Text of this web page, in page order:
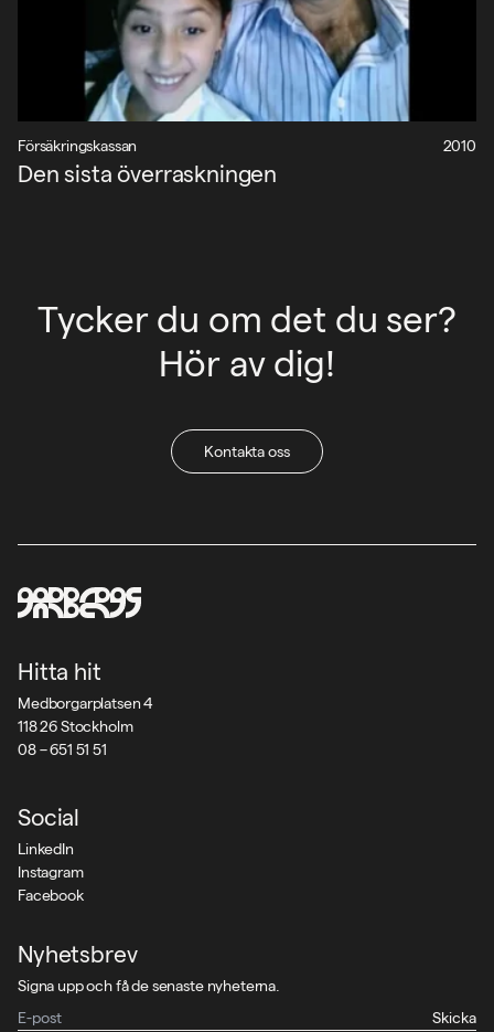
Försäkringskassan 2010
Den sista överraskningen
Tycker du om det du ser?
Hör av dig!
Kontakta oss
Hitta hit
Medborgarplatsen 4
118 26 Stockholm
08 – 651 51 51
Social
LinkedIn
Instagram
Facebook
Nyhetsbrev
Signa upp och få de senaste nyheterna.